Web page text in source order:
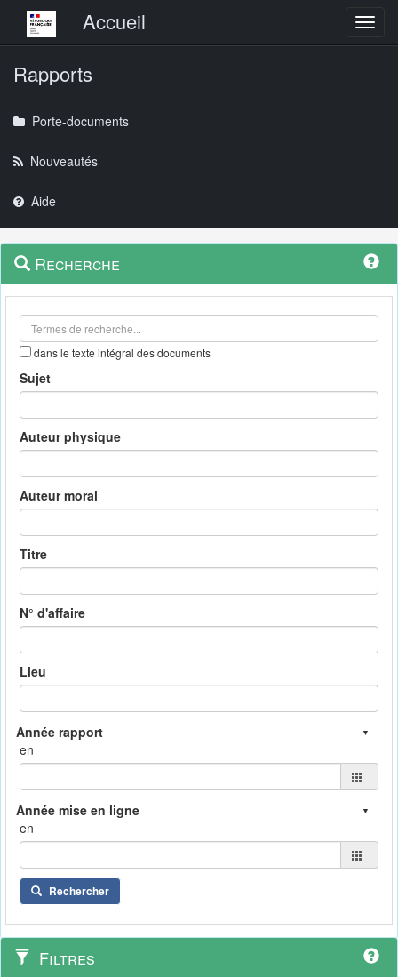
Menu principalAccueil
Rapports
Porte-documents
Nouveautés
Aide
Navigation
outils
Menu
contextuel
Recherche
dans le texte intégral des documents
Sujet
Auteur physique
Auteur moral
Titre
N° d'affaire
Lieu
en
en
Rechercher
Filtres